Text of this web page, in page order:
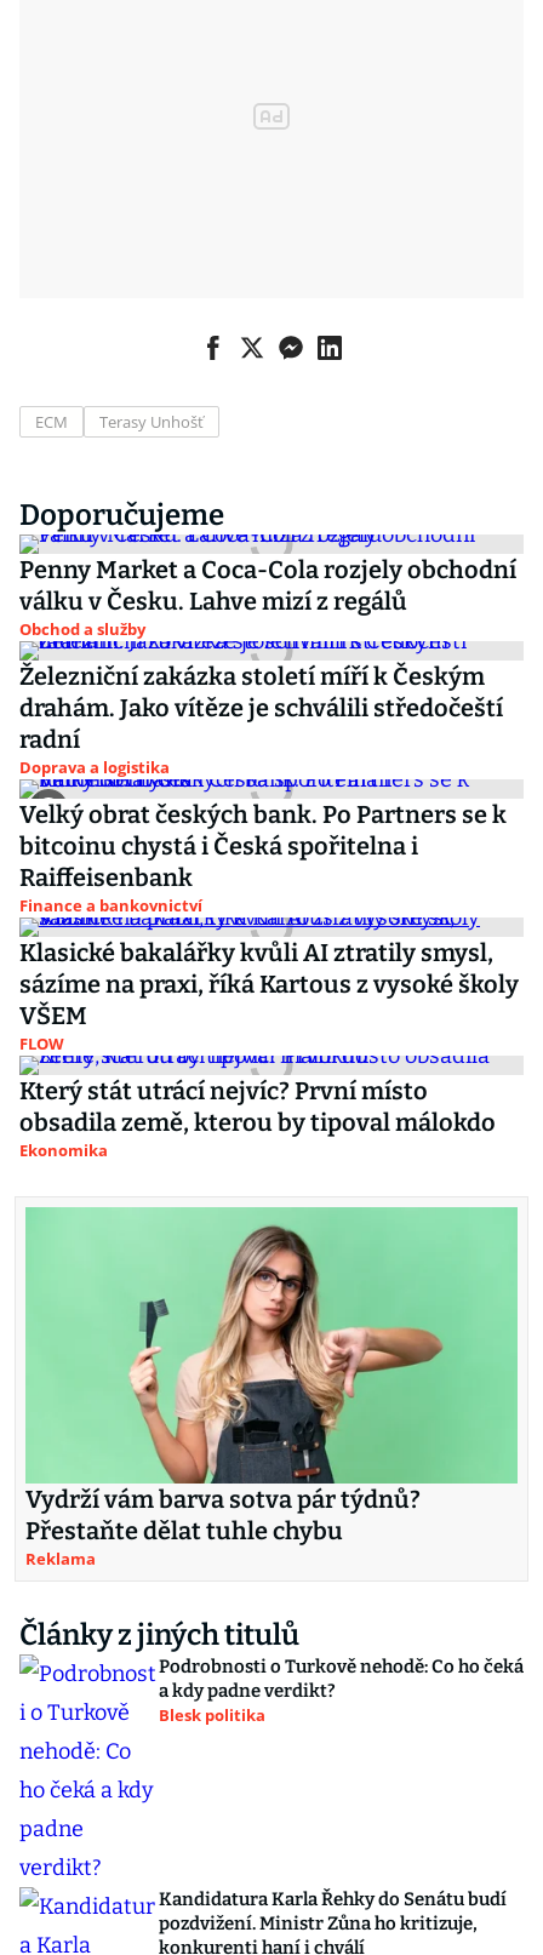
ECM Terasy Unhošť
Doporučujeme
Penny Market a Coca-Cola rozjely obchodní
válku v Česku. Lahve mizí z regálů
Obchod a služby
Železniční zakázka století míří k Českým
drahám. Jako vítěze je schválili středočeští
radní
Doprava a logistika
Velký obrat českých bank. Po Partners se k
bitcoinu chystá i Česká spořitelna i
Raiffeisenbank
Finance a bankovnictví
Klasické bakalářky kvůli AI ztratily smysl,
sázíme na praxi, říká Kartous z vysoké školy
VŠEM
FLOW
Který stát utrácí nejvíc? První místo
obsadila země, kterou by tipoval málokdo
Ekonomika
Vydrží vám barva sotva pár týdnů?
Přestaňte dělat tuhle chybu
Reklama
Články z jiných titulů
Podrobnosti o Turkově nehodě: Co ho čeká
a kdy padne verdikt?
Blesk politika
Kandidatura Karla Řehky do Senátu budí
pozdvižení. Ministr Zůna ho kritizuje,
konkurenti haní i chválí